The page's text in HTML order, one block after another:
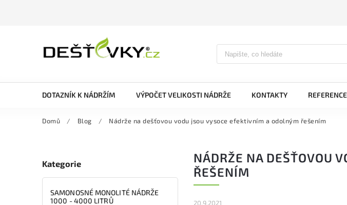
DOTAZNÍK K NÁDRŽÍM VÝPOČET VELIKOSTI NÁDRŽE KONTAKTY
Domů / Blog / Nádrže na dešťovou vodu jsou vysoce efektivním a odolným řešením
Kategorie
SAMONOSNÉ MONOLITÉ NÁDRŽE
1000 - 4000 LITRŮ
NÁDRŽE NA DEŠŤOVOU
ŘEŠENÍM
20.9.2021